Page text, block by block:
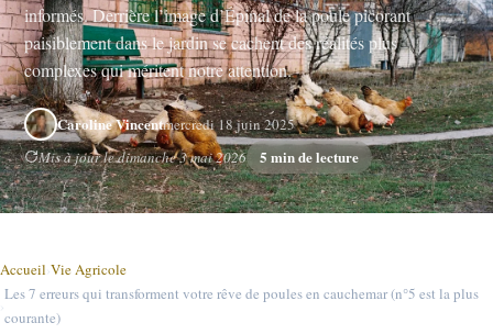
informés. Derrière l’image d’Épinal de la poule picorant
paisiblement dans le jardin se cachent des réalités plus
complexes qui méritent notre attention.
Caroline Vincentmercredi 18 juin 2025
Mis à jour le dimanche 3 mai 2026
5 min de lecture
Accueil›Vie Agricole
›
Les 7 erreurs qui transforment votre rêve de poules en cauchemar (n°5 est la plus
courante)